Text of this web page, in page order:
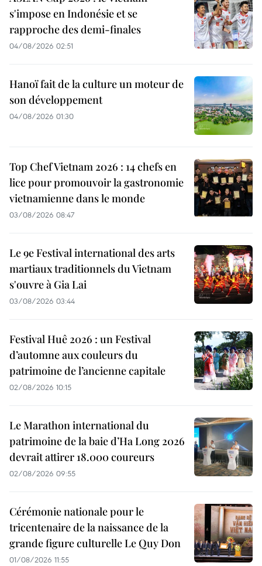
s'impose en Indonésie et se
rapproche des demi-finales
04/08/2026 02:51
Hanoï fait de la culture un moteur de
son développement
04/08/2026 01:30
Top Chef Vietnam 2026 : 14 chefs en
lice pour promouvoir la gastronomie
vietnamienne dans le monde
03/08/2026 08:47
Le 9e Festival international des arts
martiaux traditionnels du Vietnam
s'ouvre à Gia Lai
03/08/2026 03:44
Festival Huê 2026 : un Festival
d’automne aux couleurs du
patrimoine de l’ancienne capitale
02/08/2026 10:15
Le Marathon international du
patrimoine de la baie d’Ha Long 2026
devrait attirer 18.000 coureurs
02/08/2026 09:55
Cérémonie nationale pour le
tricentenaire de la naissance de la
grande figure culturelle Le Quy Don
01/08/2026 11:55